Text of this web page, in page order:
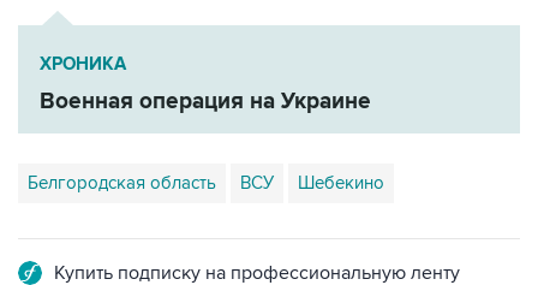
ХРОНИКА
Военная операция на Украине
Белгородская область ВСУ Шебекино
Купить подписку на профессиональную ленту